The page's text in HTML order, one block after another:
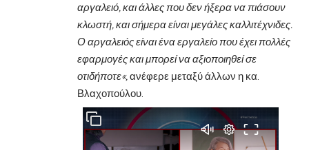
αργαλειό, και άλλες που δεν ήξερα να πιάσουν
κλωστή, και σήμερα είναι μεγάλες καλλιτέχνιδες.
Ο αργαλειός είναι ένα εργαλείο που έχει πολλές
εφαρμογές και μπορεί να αξιοποιηθεί σε
οτιδήποτε«,ανέφερε μεταξύ άλλων η κα.
Βλαχοπούλου.